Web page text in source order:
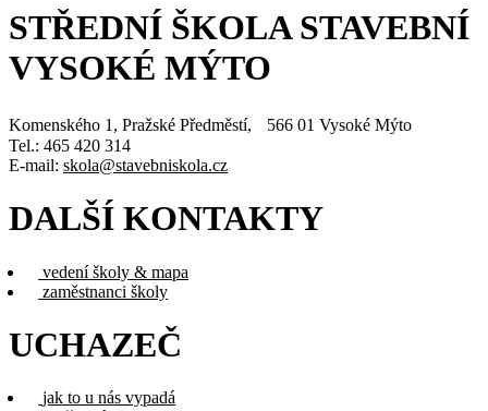
STŘEDNÍ ŠKOLA STAVEBNÍ
VYSOKÉ MÝTO
Komenského 1, Pražské Předměstí, 566 01 Vysoké Mýto
Tel.: 465 420 314
E-mail: skola@stavebniskola.cz
DALŠÍ KONTAKTY
vedení školy & mapa
zaměstnanci školy
UCHAZEČ
jak to u nás vypadá